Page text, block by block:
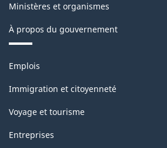
Ministères et organismes
À propos du gouvernement
Thèmes
sujets
Emplois
Immigration et citoyenneté
Voyage et tourisme
Entreprises